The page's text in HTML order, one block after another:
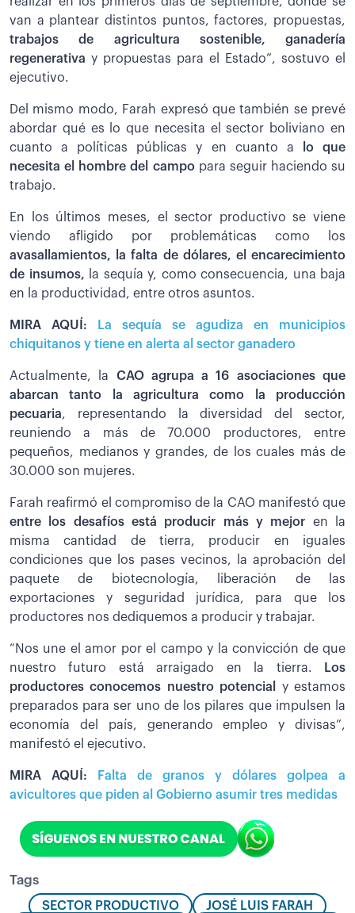
van a plantear distintos puntos, factores, propuestas,
trabajos de agricultura sostenible, ganadería
regenerativa y propuestas para el Estado”, sostuvo el
ejecutivo.
Del mismo modo, Farah expresó que también se prevé
abordar qué es lo que necesita el sector boliviano en
cuanto a políticas públicas y en cuanto a
lo que
necesita el hombre del campo para seguir haciendo su
trabajo.
En los últimos meses, el sector productivo se viene
viendo afligido por problemáticas como los
avasallamientos, la falta de dólares, el encarecimiento
de insumos, la sequía y, como consecuencia, una baja
en la productividad, entre otros asuntos.
MIRA AQUÍ:
La sequía se agudiza en municipios
chiquitanos y tiene en alerta al sector ganadero
Actualmente, la CAO agrupa a 16 asociaciones que
abarcan tanto la agricultura como la producción
pecuaria, representando la diversidad del sector,
reuniendo a más de 70.000 productores, entre
pequeños, medianos y grandes, de los cuales más de
30.000 son mujeres.
Farah reafirmó el compromiso de la CAO manifestó que
entre los desafíos está producir más y mejor en la
misma cantidad de tierra, producir en iguales
condiciones que los pases vecinos, la aprobación del
paquete de biotecnología, liberación de las
exportaciones y seguridad jurídica, para que los
productores nos dediquemos a producir y trabajar.
“Nos une el amor por el campo y la convicción de que
nuestro futuro está arraigado en la tierra.
Los
productores conocemos nuestro potencial
y estamos
preparados para ser uno de los pilares que impulsen la
economía del país, generando empleo y divisas”,
manifestó el ejecutivo.
MIRA AQUÍ:
Falta de granos y dólares golpea a
avicultores que piden al Gobierno asumir tres medidas
Tags
SECTOR PRODUCTIVO
JOSÉ LUIS FARAH